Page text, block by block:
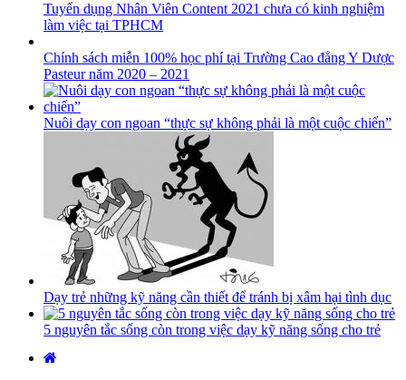
Tuyển dụng Nhân Viên Content 2021 chưa có kinh nghiệm
làm việc tại TPHCM
Chính sách miễn 100% học phí tại Trường Cao đẳng Y Dược
Pasteur năm 2020 – 2021
Nuôi dạy con ngoan “thực sự không phải là một cuộc chiến”
Dạy trẻ những kỹ năng cần thiết để tránh bị xâm hại tình dục
5 nguyên tắc sống còn trong việc dạy kỹ năng sống cho trẻ